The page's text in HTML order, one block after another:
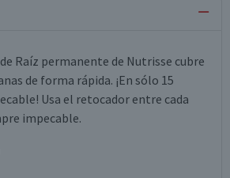
Raíz permanente de Nutrisse cubre
de forma rápida. ¡En sólo 15
Usa el retocador entre cada
impecable.